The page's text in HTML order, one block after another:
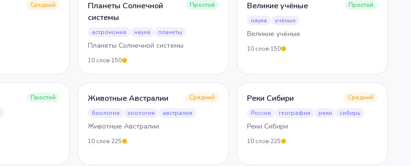
Средний
Планеты Солнечной
системы
Простой
астрономия наука планеты
Планеты Солнечной системы
10 слов·150
Великие учёные
Простой
наука
учёные
Великие учёные
10 слов·150
Простой
Животные Австралии
Средний
биология
зоология австралия
Животные Австралии
10 слов·225
Реки Сибири
Средний
Россия
география реки сибирь
Реки Сибири
10 слов·225